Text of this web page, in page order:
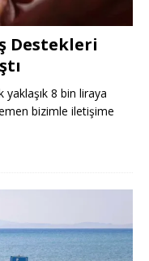
Destekleri
yaklaşık 8 bin liraya
bizimle iletişime